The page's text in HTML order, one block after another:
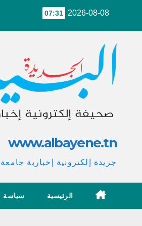
2026-08-08
07:31
www.albayene.tn
جريدة إلكترونية إخبارية جامعة
الرئيسية سياسة